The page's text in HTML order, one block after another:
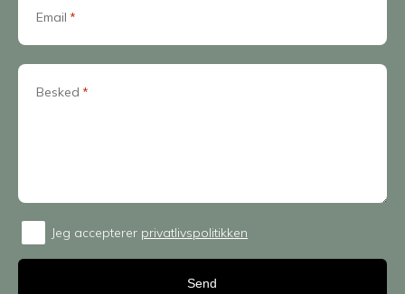
Email *
Besked *
Consent
Jeg accepterer privatlivspolitikken